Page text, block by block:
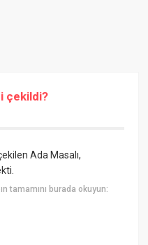
çekildi?
Ada Masalı,
tamamını burada okuyun: